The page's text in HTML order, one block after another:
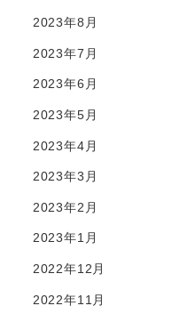
2023年8月
2023年7月
2023年6月
2023年5月
2023年4月
2023年3月
2023年2月
2023年1月
2022年12月
2022年11月